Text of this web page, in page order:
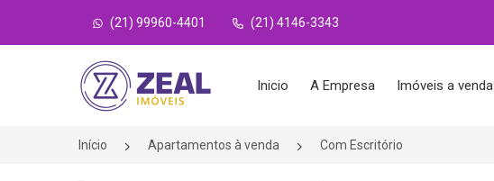
(21) 99960-4401 (21) 4146-3343
Página inicial
Inicio A Empresa Imóveis a venda
Início Apartamentos à venda Com Escritório